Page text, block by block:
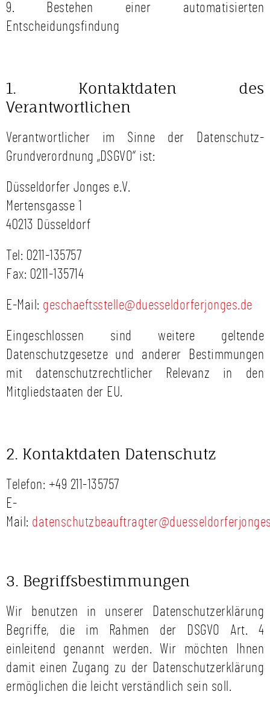
9. Bestehen einer automatisierten
Entscheidungsfindung
1. Kontaktdaten des
Verantwortlichen
Verantwortlicher im Sinne der Datenschutz-
Grundverordnung „DSGVO“ ist:
Düsseldorfer Jonges e.V.
Mertensgasse 1
40213 Düsseldorf
Tel: 0211-135757
Fax: 0211-135714
E-Mail: geschaeftsstelle@duesseldorferjonges.de
Eingeschlossen sind weitere geltende
Datenschutzgesetze und anderer Bestimmungen
mit datenschutzrechtlicher Relevanz in den
Mitgliedstaaten der EU.
2. Kontaktdaten Datenschutz
Telefon: +49 211-135757
E-
Mail:
3. Begriffsbestimmungen
Wir benutzen in unserer Datenschutzerklärung
Begriffe, die im Rahmen der DSGVO Art. 4
einleitend genannt werden. Wir möchten Ihnen
damit einen Zugang zu der Datenschutzerklärung
ermöglichen die leicht verständlich sein soll.